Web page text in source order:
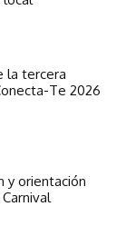
la tercera
Te 2026
y orientación